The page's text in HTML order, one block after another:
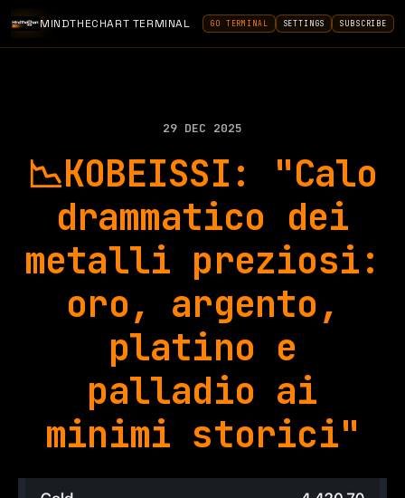
MINDTHECHART TERMINAL GO TERMINAL SETTINGS SUBSCRIBE
29 DEC 2025
📉KOBEISSI: "Calo
drammatico dei
metalli preziosi:
oro, argento,
platino e
palladio ai
minimi storici"